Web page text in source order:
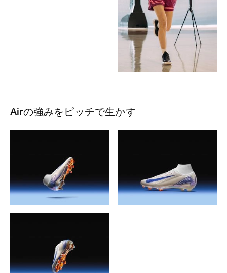
Airの強みをピッチで生かす